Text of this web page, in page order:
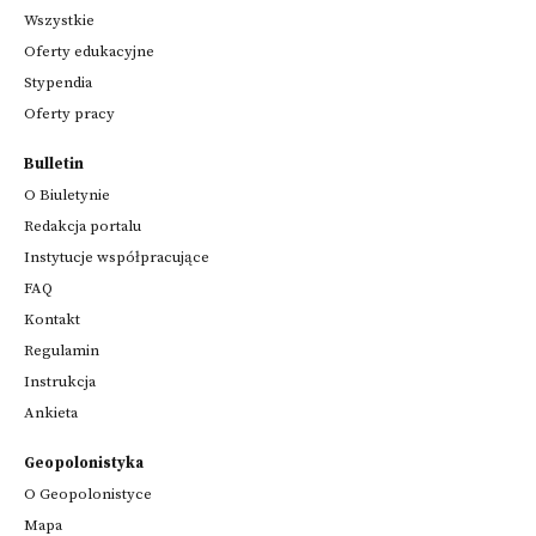
Wszystkie
Oferty edukacyjne
Stypendia
Oferty pracy
Bulletin
O Biuletynie
Redakcja portalu
Instytucje współpracujące
FAQ
Kontakt
Regulamin
Instrukcja
Ankieta
Geopolonistyka
O Geopolonistyce
Mapa